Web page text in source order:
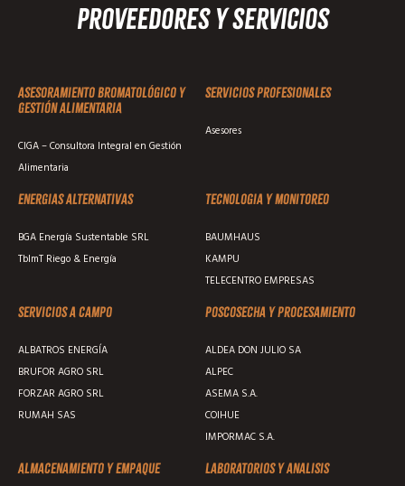
Proveedores y Servicios
Asesoramiento Bromatológico y
Gestión Alimentaria
CIGA – Consultora Integral en Gestión
Alimentaria
Servicios profesionales
Asesores
Energias alternativas
BGA Energía Sustentable SRL
TblmT Riego & Energía
Tecnologia y monitoreo
BAUMHAUS
KAMPU
TELECENTRO EMPRESAS
Servicios a campo
ALBATROS ENERGÍA
BRUFOR AGRO SRL
FORZAR AGRO SRL
RUMAH SAS
Poscosecha y procesamiento
ALDEA DON JULIO SA
ALPEC
ASEMA S.A.
COIHUE
IMPORMAC S.A.
Almacenamiento y empaque Laboratorios y analisis